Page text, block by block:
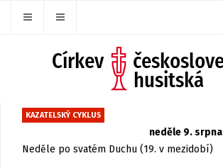
KAZATELSKÝ CYKLUS
neděle 9. srpna
Neděle po svatém Duchu (19. v mezidobí)